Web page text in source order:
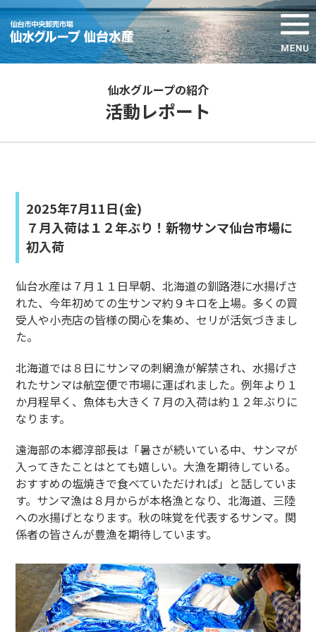
仙水グループの紹介
活動レポート
2025年7月11日(金)
７月入荷は１２年ぶり！新物サンマ仙台市場に
初入荷
仙台水産は７月１１日早朝、北海道の釧路港に水揚げさ
れた、今年初めての生サンマ約９キロを上場。多くの買
受人や小売店の皆様の関心を集め、セリが活気づきまし
た。
北海道では８日にサンマの刺網漁が解禁され、水揚げさ
れたサンマは航空便で市場に運ばれました。例年より１
か月程早く、魚体も大きく７月の入荷は約１２年ぶりに
なります。
遠海部の本郷淳部長は「暑さが続いている中、サンマが
入ってきたことはとても嬉しい。大漁を期待している。
おすすめの塩焼きで食べていただければ」と話していま
す。サンマ漁は８月からが本格漁となり、北海道、三陸
への水揚げとなります。秋の味覚を代表するサンマ。関
係者の皆さんが豊漁を期待しています。